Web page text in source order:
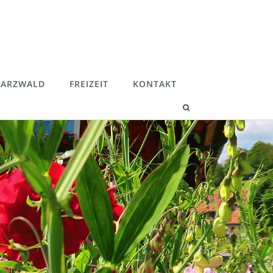
FREIZEIT KONTAKT